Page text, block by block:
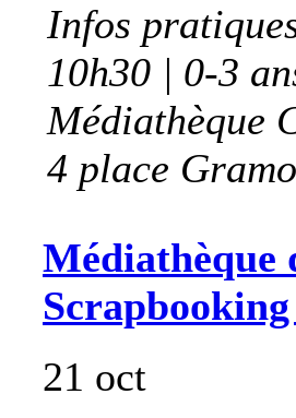
Infos
10h30 | 0-3
Médiathèque
4 place
Médiathèque
21 oct